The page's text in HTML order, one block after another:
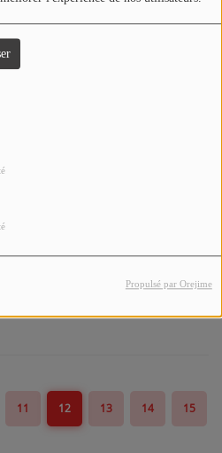
Propulsé par Orejime
Journée Festival Masculin des
U18 à Vichy / Les Résultats de
jeudi 7 mai 2026
nombre de cas de gastro-
11 12 13 14 15